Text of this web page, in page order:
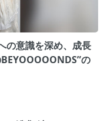
の意識を深め、成長
の